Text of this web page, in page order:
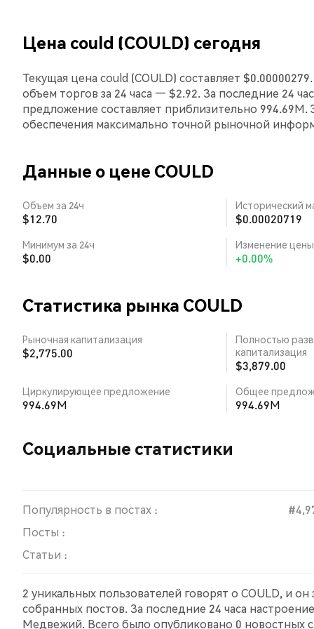
Цена could (COULD) сегодня
Текущая цена could (COULD) составляет
объем торгов за 24 часа — $2.92. За последние 24
предложение составляет приблизительно
обеспечения максимально точной рыночной
Данные о цене COULD
Объем за 24ч
$12.70
Исторический
$0.00020719
Минимум за 24ч
$0.00
Изменение цены
+0.00%
Статистика рынка COULD
Рыночная капитализация
$2,775.00
Полностью
капитализация
$3,879.00
Циркулирующее предложение
994.69M
Общее
994.69M
Социальные статистики
Популярность в постах :
Посты :
Статьи :
2 уникальных пользователей говорят о COULD, и
собранных постов. За последние 24 часа
Медвежий. Всего было опубликовано 0 новостных